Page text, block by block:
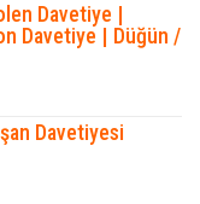
Davetiye |
Davetiye | Düğün /
Davetiyesi